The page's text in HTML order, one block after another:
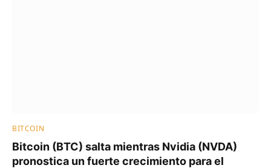
BITCOIN
Bitcoin (BTC) salta mientras Nvidia (NVDA)
pronostica un fuerte crecimiento para el